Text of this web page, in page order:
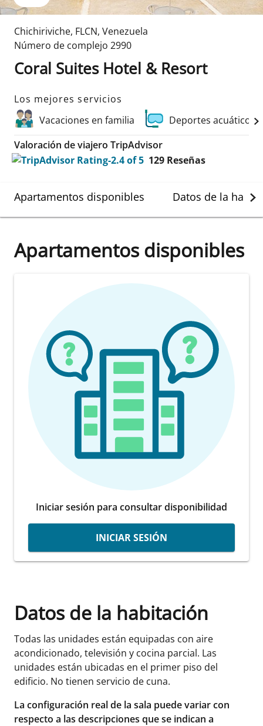
Chichiriviche, FLCN, Venezuela
Número de complejo 2990
Coral Suites Hotel & Resort
Los mejores servicios
Vacaciones en familia
Deportes acuáticos
Valoración de viajero TripAdvisor
129 Reseñas
Apartamentos disponibles Datos de la
Apartamentos disponibles
Iniciar sesión para consultar disponibilidad
INICIAR SESIÓN
Datos de la habitación
Todas las unidades están equipadas con aire
acondicionado, televisión y cocina parcial. Las
unidades están ubicadas en el primer piso del
edificio. No tienen servicio de cuna.
La configuración real de la sala puede variar con
respecto a las descripciones que se indican a